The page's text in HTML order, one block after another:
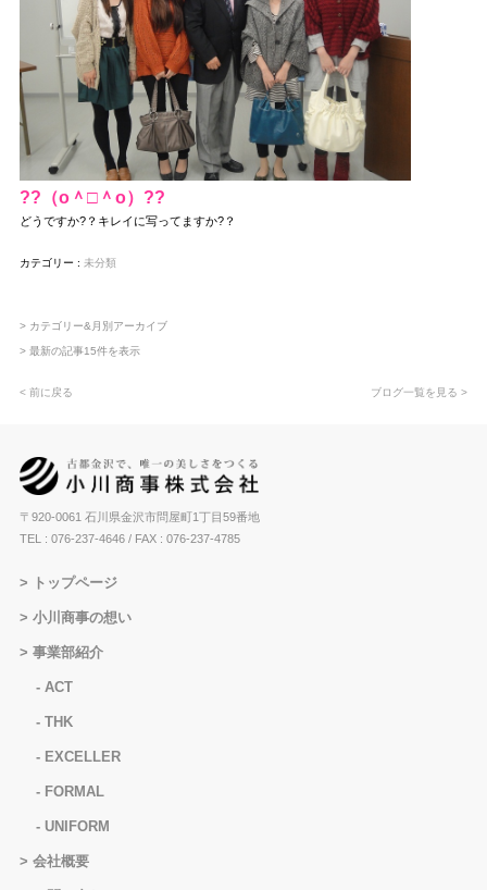
??（о＾□＾о）??
どうですか?？キレイに写ってますか?？
カテゴリー : 未分類
> カテゴリー&月別アーカイブ
> 最新の記事15件を表示
< 前に戻る ブログ一覧を見る >
〒920-0061 石川県金沢市問屋町1丁目59番地
TEL : 076-237-4646/ FAX : 076-237-4785
トップページ
小川商事の想い
事業部紹介
ACT
THK
EXCELLER
FORMAL
UNIFORM
会社概要